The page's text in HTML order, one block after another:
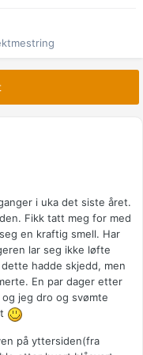
i uka det siste året.
Fikk tatt meg for med
en kraftig smell. Har
lar seg ikke løfte
hadde skjedd, men
En par dager etter
jeg dro og svømte
på yttersiden(fra